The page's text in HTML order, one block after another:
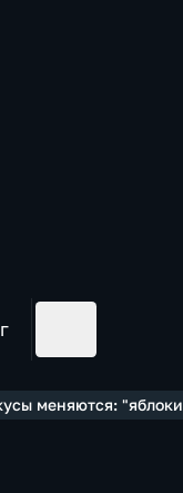
меняются: